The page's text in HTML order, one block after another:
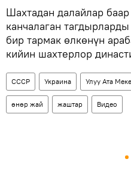
Шахтадан далайлар
канчалаган
бир тармак өлкөнүн
кийин шахтерлор
СССР Украина Улуу Ата
өнөр жай жаштар Видео